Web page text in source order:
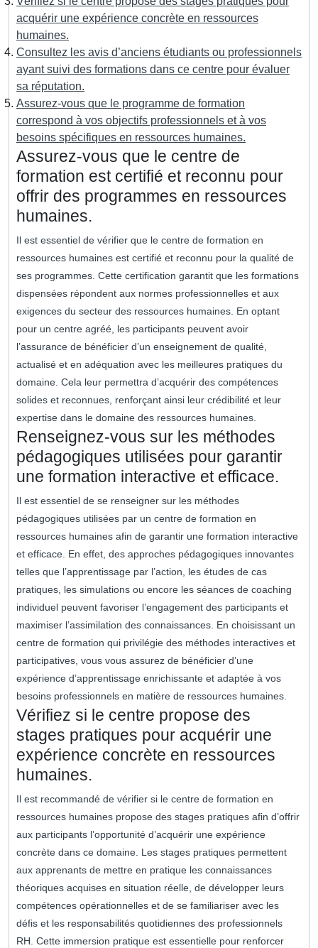
acquérir une expérience concrète en ressources
humaines.
Consultez les avis d’anciens étudiants ou professionnels
ayant suivi des formations dans ce centre pour évaluer
sa réputation.
Assurez-vous que le programme de formation
correspond à vos objectifs professionnels et à vos
besoins spécifiques en ressources humaines.
Assurez-vous que le centre de
formation est certifié et reconnu pour
offrir des programmes en ressources
humaines.
Il est essentiel de vérifier que le centre de formation en
ressources humaines est certifié et reconnu pour la qualité de
ses programmes. Cette certification garantit que les formations
dispensées répondent aux normes professionnelles et aux
exigences du secteur des ressources humaines. En optant
pour un centre agréé, les participants peuvent avoir
l’assurance de bénéficier d’un enseignement de qualité,
actualisé et en adéquation avec les meilleures pratiques du
domaine. Cela leur permettra d’acquérir des compétences
solides et reconnues, renforçant ainsi leur crédibilité et leur
expertise dans le domaine des ressources humaines.
Renseignez-vous sur les méthodes
pédagogiques utilisées pour garantir
une formation interactive et efficace.
Il est essentiel de se renseigner sur les méthodes
pédagogiques utilisées par un centre de formation en
ressources humaines afin de garantir une formation interactive
et efficace. En effet, des approches pédagogiques innovantes
telles que l’apprentissage par l’action, les études de cas
pratiques, les simulations ou encore les séances de coaching
individuel peuvent favoriser l’engagement des participants et
maximiser l’assimilation des connaissances. En choisissant un
centre de formation qui privilégie des méthodes interactives et
participatives, vous vous assurez de bénéficier d’une
expérience d’apprentissage enrichissante et adaptée à vos
besoins professionnels en matière de ressources humaines.
Vérifiez si le centre propose des
stages pratiques pour acquérir une
expérience concrète en ressources
humaines.
Il est recommandé de vérifier si le centre de formation en
ressources humaines propose des stages pratiques afin d’offrir
aux participants l’opportunité d’acquérir une expérience
concrète dans ce domaine. Les stages pratiques permettent
aux apprenants de mettre en pratique les connaissances
théoriques acquises en situation réelle, de développer leurs
compétences opérationnelles et de se familiariser avec les
défis et les responsabilités quotidiennes des professionnels
RH. Cette immersion pratique est essentielle pour renforcer